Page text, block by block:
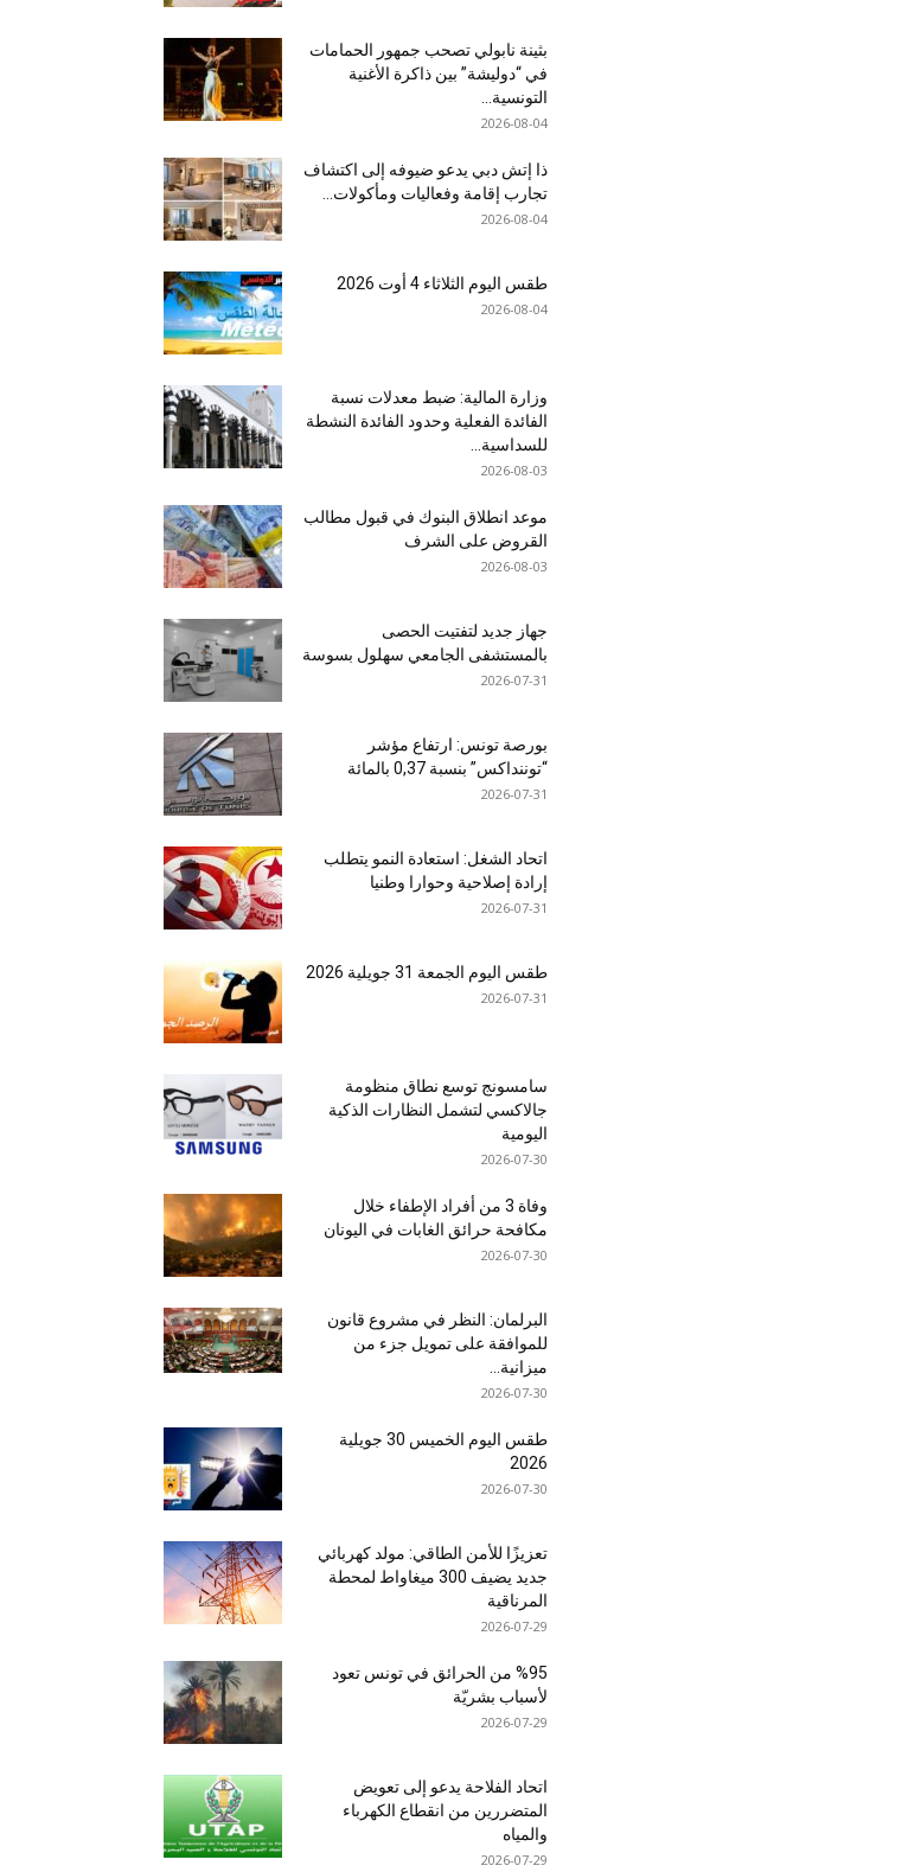
بثينة نابولي تصحب جمهور الحمامات
في “دوليشة” بين ذاكرة الأغنية
التونسية...
2026-08-04
ذا إتش دبي يدعو ضيوفه إلى اكتشاف
تجارب إقامة وفعاليات ومأكولات...
2026-08-04
طقس اليوم الثلاثاء 4 أوت 2026
2026-08-04
وزارة المالية: ضبط معدلات نسبة
الفائدة الفعلية وحدود الفائدة النشطة
للسداسية...
2026-08-03
موعد انطلاق البنوك في قبول مطالب
القروض على الشرف
2026-08-03
جهاز جديد لتفتيت الحصى
بالمستشفى الجامعي سهلول بسوسة
2026-07-31
بورصة تونس: ارتفاع مؤشر
“توننداكس” بنسبة 0,37 بالمائة
2026-07-31
اتحاد الشغل: استعادة النمو يتطلب
إرادة إصلاحية وحوارا وطنيا
2026-07-31
طقس اليوم الجمعة 31 جويلية 2026
2026-07-31
سامسونج توسع نطاق منظومة
جالاكسي لتشمل النظارات الذكية
اليومية
2026-07-30
وفاة 3 من أفراد الإطفاء خلال
مكافحة حرائق الغابات في اليونان
2026-07-30
البرلمان: النظر في مشروع قانون
للموافقة على تمويل جزء من
ميزانية...
2026-07-30
طقس اليوم الخميس 30 جويلية
2026
2026-07-30
تعزيزًا للأمن الطاقي: مولد كهربائي
جديد يضيف 300 ميغاواط لمحطة
المرناقية
2026-07-29
%95 من الحرائق في تونس تعود
لأسباب بشريّة
2026-07-29
اتحاد الفلاحة يدعو إلى تعويض
المتضررين من انقطاع الكهرباء
والمياه
2026-07-29